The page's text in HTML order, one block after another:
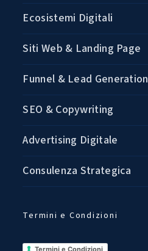
Ecosistemi Digitali
Siti Web & Landing Page
Funnel & Lead Generation
SEO & Copywriting
Advertising Digitale
Consulenza Strategica
Termini e Condizioni
Termini e Condizioni